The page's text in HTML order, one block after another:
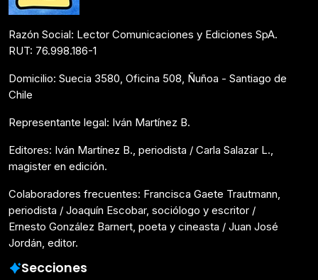
Razón Social: Lector Comunicaciones y Ediciones SpA.
RUT: 76.998.186-1
Domicilio: Suecia 3580, Oficina 508, Ñuñoa - Santiago de
Chile
Representante legal: Iván Martínez B.
Editores: Iván Martínez B., periodista / Carla Salazar L.,
magister en edición.
Colaboradores frecuentes: Francisca Gaete Trautmann,
periodista / Joaquín Escobar, sociólogo y escritor /
Ernesto González Barnert, poeta y cineasta / Juan José
Jordán, editor.
Secciones